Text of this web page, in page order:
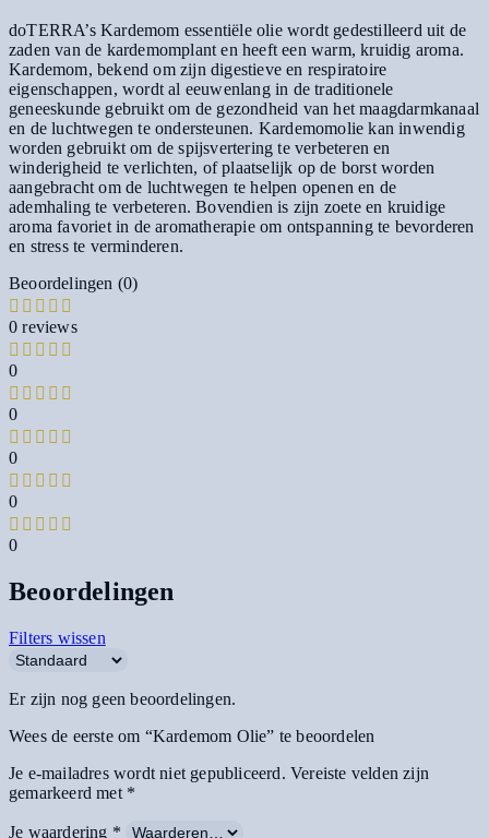
doTERRA’s Kardemom essentiële olie wordt gedestilleerd uit de
zaden van de kardemomplant en heeft een warm, kruidig aroma.
Kardemom, bekend om zijn digestieve en respiratoire
eigenschappen, wordt al eeuwenlang in de traditionele
geneeskunde gebruikt om de gezondheid van het maagdarmkanaal
en de luchtwegen te ondersteunen. Kardemomolie kan inwendig
worden gebruikt om de spijsvertering te verbeteren en
winderigheid te verlichten, of plaatselijk op de borst worden
aangebracht om de luchtwegen te helpen openen en de
ademhaling te verbeteren. Bovendien is zijn zoete en kruidige
aroma favoriet in de aromatherapie om ontspanning te bevorderen
en stress te verminderen.
Beoordelingen (0)
0 reviews
0
0
0
0
0
Beoordelingen
Filters wissen
Er zijn nog geen beoordelingen.
Wees de eerste om “Kardemom Olie” te beoordelen
Je e-mailadres wordt niet gepubliceerd. Vereiste velden zijn
gemarkeerd met *
Je waardering *